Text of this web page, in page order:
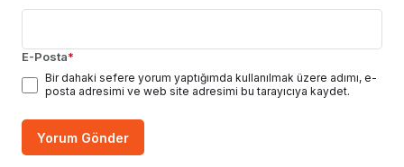
E-Posta*
Bir dahaki sefere yorum yaptığımda kullanılmak üzere adımı, e-
posta adresimi ve web site adresimi bu tarayıcıya kaydet.
Yorum Gönder